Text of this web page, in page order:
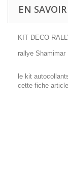
EN
KIT DECO
rallye Shamimar
le kit
cette fiche article